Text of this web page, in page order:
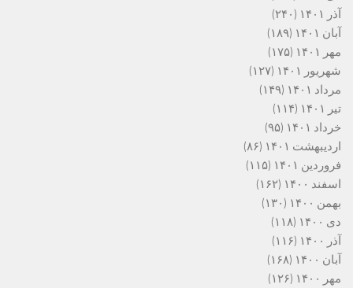
آذر ۱۴۰۱
(۲۴۰)
آبان ۱۴۰۱
(۱۸۹)
مهر ۱۴۰۱
(۱۷۵)
شهریور ۱۴۰۱
(۱۲۷)
مرداد ۱۴۰۱
(۱۴۹)
تیر ۱۴۰۱
(۱۱۴)
خرداد ۱۴۰۱
(۹۵)
اردیبهشت ۱۴۰۱
(۸۶)
فروردین ۱۴۰۱
(۱۱۵)
اسفند ۱۴۰۰
(۱۶۲)
بهمن ۱۴۰۰
(۱۳۰)
دی ۱۴۰۰
(۱۱۸)
آذر ۱۴۰۰
(۱۱۶)
آبان ۱۴۰۰
(۱۶۸)
مهر ۱۴۰۰
(۱۲۶)